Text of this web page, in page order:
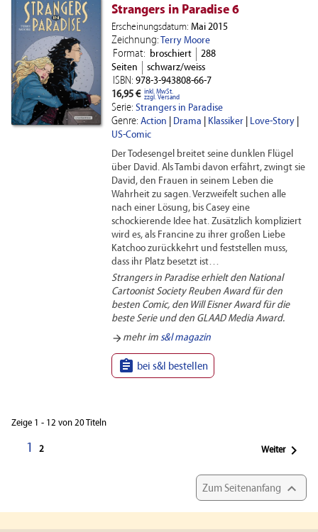
Strangers in Paradise 6
Erscheinungsdatum: Mai 2015
Zeichnung: Terry Moore
Format: broschiert
288
Seiten
schwarz/weiss
ISBN: 978-3-943808-66-7
16,95 € inkl. MwSt.
zzgl. Versand
Serie: Strangers in Paradise
Genre: Action Drama Klassiker| Love-Story|
US-Comic
Der Todesengel breitet seine dunklen Flügel
über David. Als Tambi davon erfährt, zwingt sie
David, den Frauen in seinem Leben die
Wahrheit zu sagen. Verzweifelt suchen alle
nach einer Lösung, bis Casey eine
schockierende Idee hat. Zusätzlich kompliziert
wird es, als Francine zu ihrer großen Liebe
Katchoo zurückkehrt und feststellen muss,
dass ihr Platz besetzt ist…
Strangers in Paradise erhielt den National
Cartoonist Society Reuben Award für den
besten Comic, den Will Eisner Award für die
beste Serie und den GLAAD Media Award.
arrow_forward mehr im s&l magazin
 bei s&l bestellen
Zeige 1 - 12 von 20 Titeln
1 2 Weiter
Zum Seitenanfang 